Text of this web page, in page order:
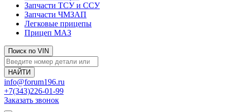
Запчасти ТСУ и ССУ
Запчасти ЧМЗАП
Легковые прицепы
Прицеп МАЗ
Поиск по VIN
info@forum196.ru
+7(343)226-01-99
Заказать звонок